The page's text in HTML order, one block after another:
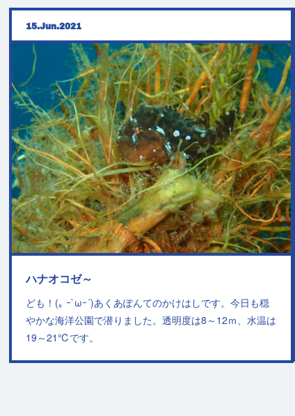
15 Jun 2021
ハナオコゼ～
ども！(｡ ｰ`ωｰ´)あくあぽんてのかけはしです。今日も穏
やかな海洋公園で潜りました。透明度は8～12ｍ、水温は
19～21℃です。